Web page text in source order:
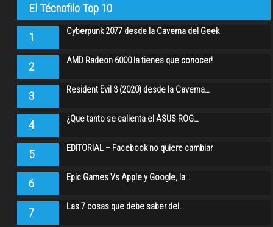
El Técnofilo Top 10
1 Cyberpunk 2077 desde la Caverna del Geek
2 AMD Radeon 6000 la tienes que conocer!
3 Resident Evil 3 (2020) desde la Caverna…
4 ¿Que tanto se calienta el ASUS ROG…
5 EDITORIAL – Facebook no quiere cambiar
6 Epic Games Vs Apple y Google, la…
7 Las 7 cosas que debe saber del…